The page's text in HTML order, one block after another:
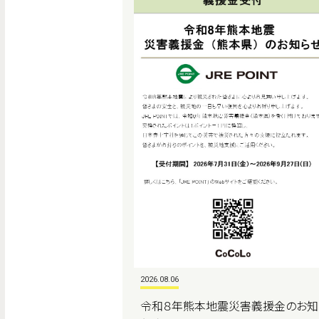
2026.08.06
令和８年熊本地震災害義援金のお知